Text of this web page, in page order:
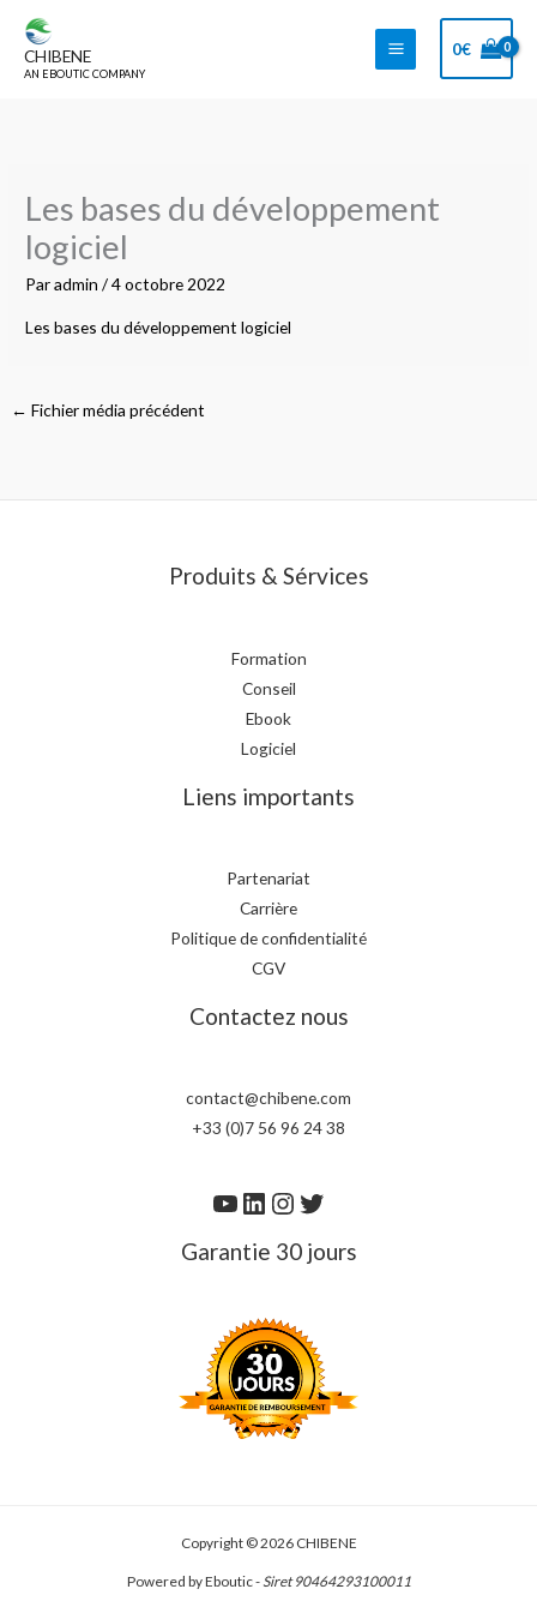
contenu
CHIBENE
AN EBOUTIC COMPANY
0€
Les bases du développement
logiciel
Paradmin/4 octobre 2022
Les bases du développement logiciel
← Fichier média précédent
Produits & Sérvices
Formation
Conseil
Ebook
Logiciel
Liens importants
Partenariat
Carrière
Politique de confidentialité
CGV
Contactez nous
contact@chibene.com
+33 (0)7 56 96 24 38
Garantie 30 jours
Copyright © 2026 CHIBENE
Powered by Eboutic -Siret 90464293100011